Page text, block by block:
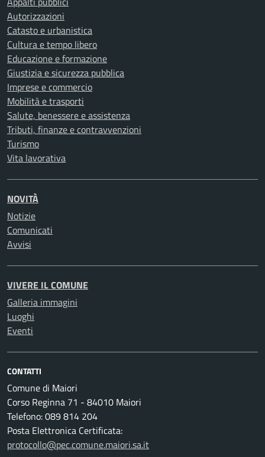
Autorizzazioni
Catasto e urbanistica
Cultura e tempo libero
Educazione e formazione
Giustizia e sicurezza pubblica
Imprese e commercio
Mobilità e trasporti
Salute, benessere e assistenza
Tributi, finanze e contravvenzioni
Turismo
Vita lavorativa
NOVITÀ
Notizie
Comunicati
Avvisi
VIVERE IL COMUNE
Galleria immagini
Luoghi
Eventi
CONTATTI
Comune di Maiori
Corso Reginna 71 - 84010 Maiori
Telefono: 089 814 204
Posta Elettronica Certificata:
protocollo@pec.comune.maiori.sa.it